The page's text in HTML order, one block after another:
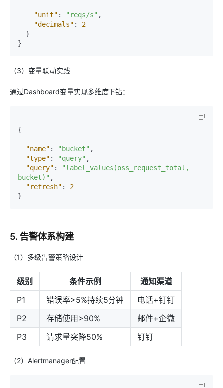
"unit" : "reqs/s" ,
"decimals" :
2
}
}
（3）变量联动实践
通过Dashboard变量实现多维度下钻：
{
"name" : "bucket" ,
"type" : "query" ,
"query" :
"label_values(oss_request_total,
bucket)" ,
"refresh" :
2
}
5. 告警体系构建
（1）多级告警策略设计
级别 条件示例
通知渠道
P1
错误率>5%持续5分钟
电话+钉钉
P2
存储使用>90%
邮件+企微
P3
请求量突降50% 钉钉
（2）Alertmanager配置